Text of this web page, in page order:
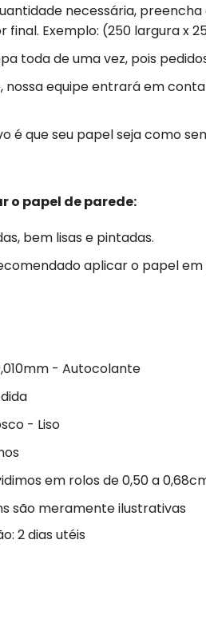
necessária,
final. Exemplo: (250 largura x
toda de uma vez, pois
nossa equipe entrará em
é que seu papel seja como
o papel de parede:
bem lisas e pintadas.
aplicar o papel
- Autocolante
- Liso
em rolos de 0,50 a
são meramente ilustrativas
2 dias utéis